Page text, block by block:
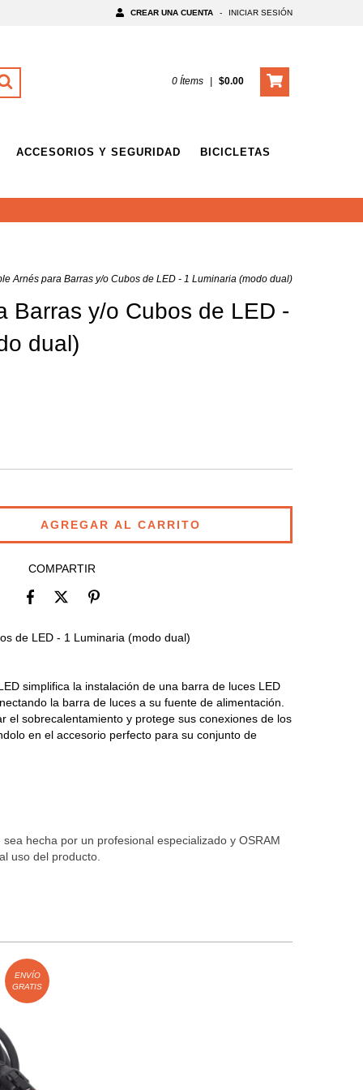
CREAR UNA CUENTA - INICIAR SESIÓN
0Ítems | $0.00
ACCESORIOS Y SEGURIDAD BICICLETAS
Arnés para Barras y/o Cubos de LED - 1 Luminaria (modo dual)
Barras y/o Cubos de LED -
dual)
COMPARTIR
de LED - 1 Luminaria (modo dual)
simplifica la instalación de una barra de luces LED
la barra de luces a su fuente de alimentación.
el sobrecalentamiento y protege sus conexiones de los
en el accesorio perfecto para su conjunto de
hecha por un profesional especializado y OSRAM
uso del producto.
ENVÍO
GRATIS